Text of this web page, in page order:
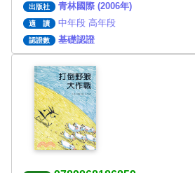
出版社 青林國際 (2006年)
適 讀 中年段 高年段
認證數 基礎認證